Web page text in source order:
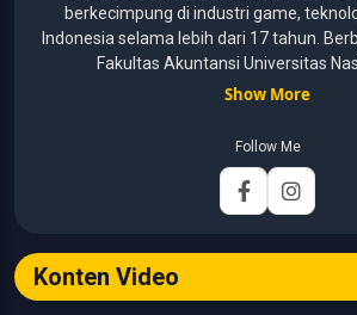
berkecimpung di industri game,
Indonesia selama lebih dari 17 tahun.
Fakultas Akuntansi Universitas
menggabungkan kemampuan analisis
pernah menangani berbagai peran, mulai
marketing, business development,
Fokus utamanya adalah
informatif, mendalam, dan mudah
Show More
Follow Me
Konten Video